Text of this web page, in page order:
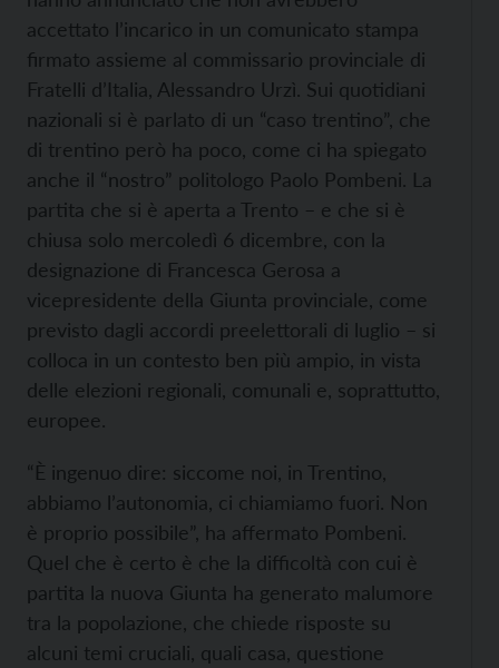
accettato l’incarico in un comunicato stampa
firmato assieme al commissario provinciale di
Fratelli d’Italia, Alessandro Urzì. Sui quotidiani
nazionali si è parlato di un “caso trentino”, che
di trentino però ha poco, come ci ha spiegato
anche il “nostro” politologo Paolo Pombeni. La
partita che si è aperta a Trento – e che si è
chiusa solo mercoledì 6 dicembre, con la
designazione di Francesca Gerosa a
vicepresidente della Giunta provinciale, come
previsto dagli accordi preelettorali di luglio – si
colloca in un contesto ben più ampio, in vista
delle elezioni regionali, comunali e, soprattutto,
europee.
“È ingenuo dire: siccome noi, in Trentino,
abbiamo l’autonomia, ci chiamiamo fuori. Non
è proprio possibile”, ha affermato Pombeni.
Quel che è certo è che la difficoltà con cui è
partita la nuova Giunta ha generato malumore
tra la popolazione, che chiede risposte su
alcuni temi cruciali, quali casa, questione